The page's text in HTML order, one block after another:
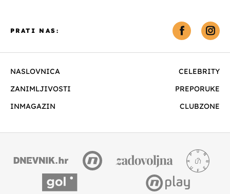
NASLOVNICA
CELEBRITY
ZANIMLJIVOSTI
PREPORUKE
INMAGAZIN
CLUBZONE
PRATI NAS: